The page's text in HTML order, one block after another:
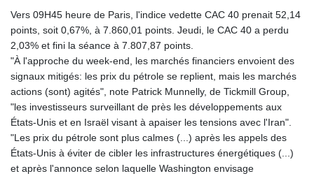
Vers 09H45 heure de Paris, l'indice vedette CAC 40 prenait 52,14
points, soit 0,67%, à 7.860,01 points. Jeudi, le CAC 40 a perdu
2,03% et fini la séance à 7.807,87 points.
"À l'approche du week-end, les marchés financiers envoient des
signaux mitigés: les prix du pétrole se replient, mais les marchés
actions (sont) agités", note Patrick Munnelly, de Tickmill Group,
"les investisseurs surveillant de près les développements aux
États-Unis et en Israël visant à apaiser les tensions avec l'Iran".
"Les prix du pétrole sont plus calmes (...) après les appels des
États-Unis à éviter de cibler les infrastructures énergétiques (...)
et après l'annonce selon laquelle Washington envisage